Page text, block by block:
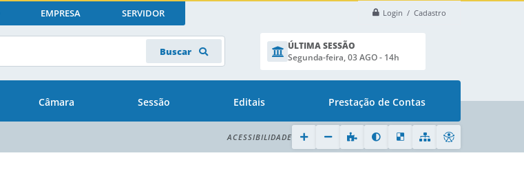
Login / Cadastro
EMPRESA SERVIDOR
Buscar
ÚLTIMA SESSÃO
Segunda-feira, 03 AGO - 14h
Câmara Sessão Editais Prestação de Contas
ACESSIBILIDADE